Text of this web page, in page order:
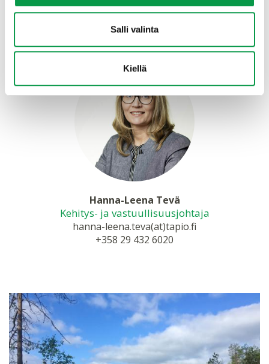
Salli valinta
Kiellä
elina.antila(at)tapio.fi
+358 29 432 6022
Hanna-Leena Tevä
Kehitys- ja vastuullisuusjohtaja
hanna-leena.teva(at)tapio.fi
+358 29 432 6020